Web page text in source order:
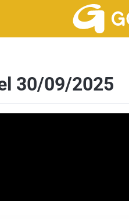
30/09/2025